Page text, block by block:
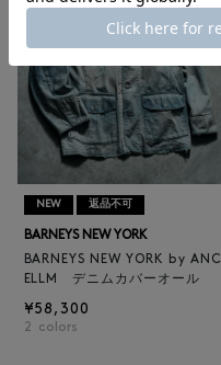
NEW 返品不可
BARNEYS NEW YORK
BARNEYS NEW YORK by ANC
ELLM デニムカバーオール
¥58,300
2 colors